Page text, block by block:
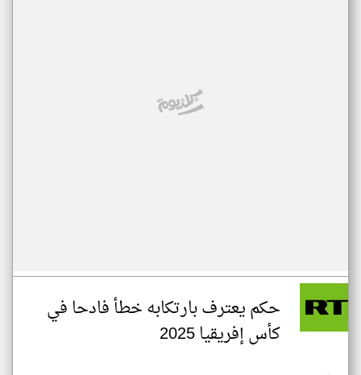
حكم يعترف بارتكابه خطأ فادحا في
كأس إفريقيا 2025